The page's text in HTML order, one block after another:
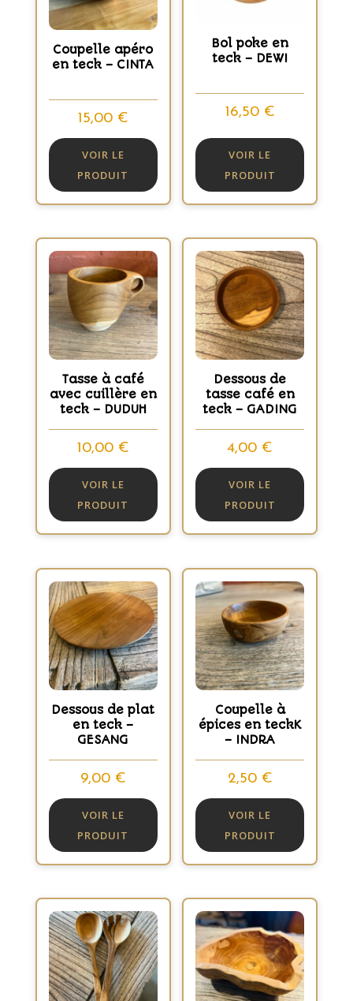
Coupelle apéro
en teck – CINTA
15,00 €
VOIR LE
PRODUIT
Bol poke en
teck – DEWI
16,50 €
VOIR LE
PRODUIT
Tasse à café
avec cuillère en
teck – DUDUH
10,00 €
VOIR LE
PRODUIT
Dessous de
tasse café en
teck – GADING
4,00 €
VOIR LE
PRODUIT
Dessous de plat
en teck –
GESANG
9,00 €
VOIR LE
PRODUIT
Coupelle à
épices en teckK
– INDRA
2,50 €
VOIR LE
PRODUIT